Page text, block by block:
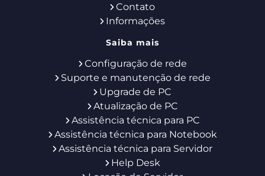
Contato
Informações
Saiba mais
Configuração de rede
Suporte e manutenção de rede
Upgrade de PC
Atualização de PC
Assistência técnica para PC
Assistência técnica para Notebook
Assistência técnica para Servidor
Help Desk